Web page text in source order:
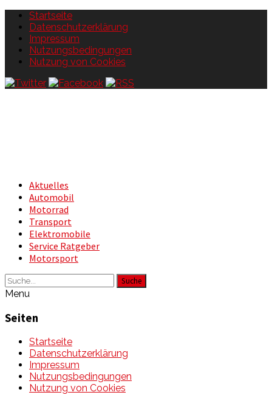
Startseite
Datenschutzerklärung
Impressum
Nutzungsbedingungen
Nutzung von Cookies
Aktuelles
Automobil
Motorrad
Transport
Elektromobile
Service Ratgeber
Motorsport
Suche
Menu
Seiten
Startseite
Datenschutzerklärung
Impressum
Nutzungsbedingungen
Nutzung von Cookies